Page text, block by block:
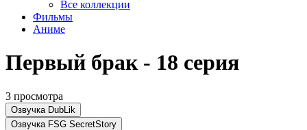
Все коллекции
Фильмы
Аниме
Первый брак - 18 серия
3 просмотра
Озвучка DubLik
Озвучка FSG SecretStory